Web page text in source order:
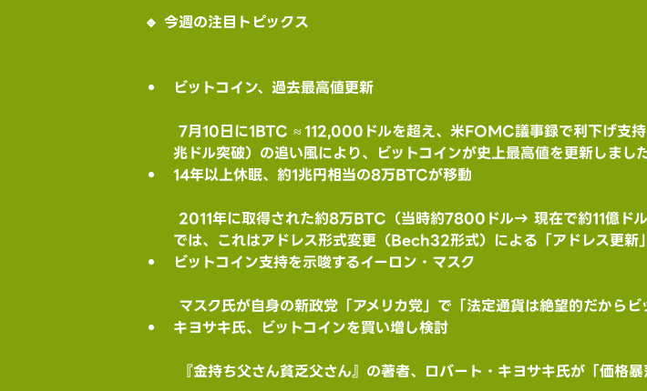
🔹 今週の注目トピックス
ビットコイン、過去最高値更新
兆ドル突破）の追い風により、ビットコインが史上最高値を更新しました
14年以上休眠、約1兆円相当の8万BTCが移動
では、これはアドレス形式変更（Bech32形式）による「アドレス更新
ビットコイン支持を示唆するイーロン・マスク
マスク氏が自身の新政党「アメリカ党」で「法定通貨は絶望的だから
キヨサキ氏、ビットコインを買い増し検討
『金持ち父さん貧乏父さん』の著者、ロバート・キヨサキ氏が「価格